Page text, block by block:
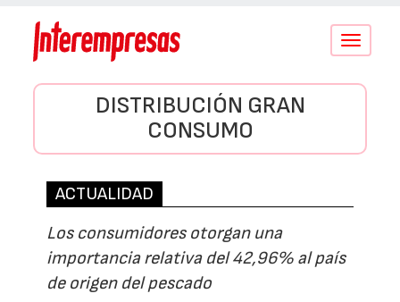
Conmutar
DISTRIBUCIÓN GRAN
CONSUMO
ACTUALIDAD
Los consumidores otorgan una
importancia relativa del 42,96% al país
de origen del pescado